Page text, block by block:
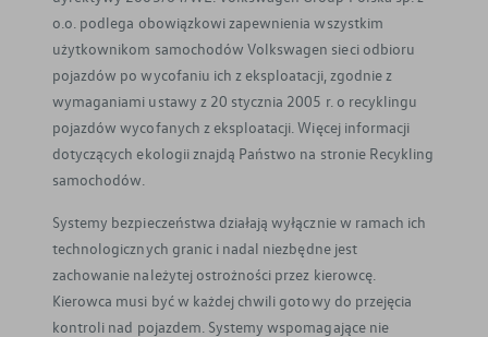
o.o. podlega obowiązkowi zapewnienia wszystkim
użytkownikom samochodów Volkswagen sieci odbioru
pojazdów po wycofaniu ich z eksploatacji, zgodnie z
wymaganiami ustawy z 20 stycznia 2005 r. o recyklingu
pojazdów wycofanych z eksploatacji. Więcej informacji
dotyczących ekologii znajdą Państwo na stronie Recykling
samochodów.
Systemy bezpieczeństwa działają wyłącznie w ramach ich
technologicznych granic i nadal niezbędne jest
zachowanie należytej ostrożności przez kierowcę.
Kierowca musi być w każdej chwili gotowy do przejęcia
kontroli nad pojazdem. Systemy wspomagające nie